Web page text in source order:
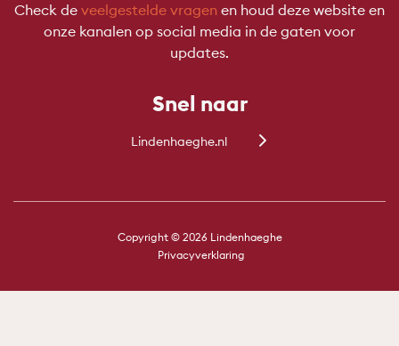
Check de veelgestelde vragen en houd deze website en
onze kanalen op social media in de gaten voor
updates.
Snel naar
Lindenhaeghe.nl
Copyright © 2026 Lindenhaeghe
Privacyverklaring